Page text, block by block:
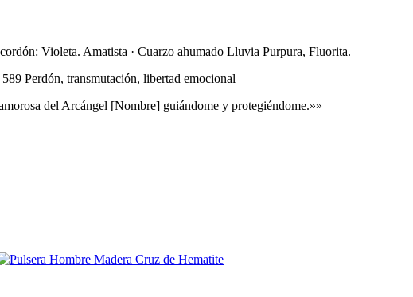
Violeta. Amatista · Cuarzo ahumado Lluvia Purpura, Fluorita.
Perdón, transmutación, libertad emocional
del Arcángel [Nombre] guiándome y protegiéndome.»»